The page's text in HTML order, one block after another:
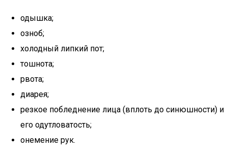
одышка;
озноб;
холодный липкий пот;
тошнота;
рвота;
диарея;
резкое побледнение лица (вплоть до синюшности) и
его одутловатость;
онемение рук.